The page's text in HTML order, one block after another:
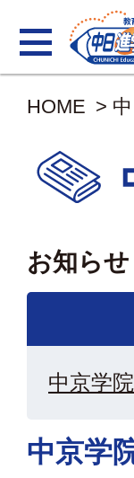
HOME >
お知らせ
中京学
中京学